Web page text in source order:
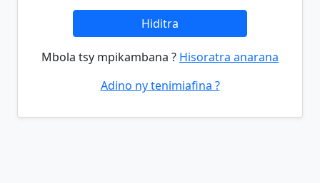
Hiditra
Mbola tsy mpikambana ? Hisoratra anarana
Adino ny tenimiafina ?